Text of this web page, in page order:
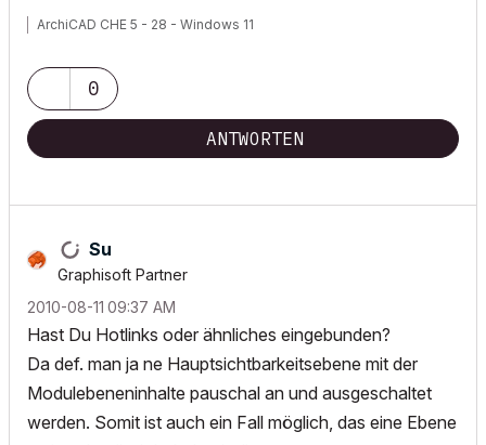
ArchiCAD CHE 5 - 28 - Windows 11
0
ANTWORTEN
Su
Graphisoft Partner
‎2010-08-11 09:37 AM
Hast Du Hotlinks oder ähnliches eingebunden?
Da def. man ja ne Hauptsichtbarkeitsebene mit der
Modulebeneninhalte pauschal an und ausgeschaltet
werden. Somit ist auch ein Fall möglich, das eine Ebene